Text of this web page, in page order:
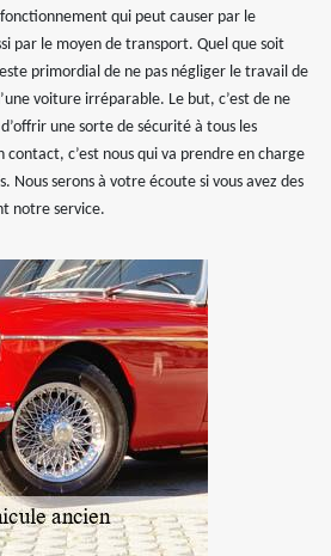
qui peut causer par le
par le moyen de transport. Quel que soit
primordial de ne pas négliger le travail de
voiture irréparable. Le but, c’est de ne
une sorte de sécurité à tous les
c’est nous qui va prendre en charge
Nous serons à votre écoute si vous avez des
notre service.